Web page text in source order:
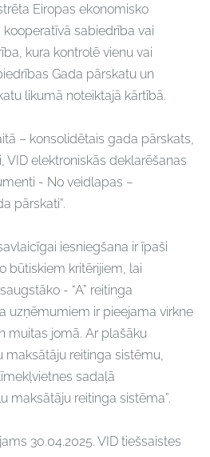
Eiropas ekonomisko
sabiedrība vai
kura kontrolē vienu vai
Gada pārskatu un
likumā noteiktajā kārtībā.
– konsolidētais gada pārskats,
VID elektroniskās deklarēšanas
- No veidlapas –
pārskati”.
iesniegšana ir īpaši
būtiskiem kritērijiem, lai
- “A” reitinga
uzņēmumiem ir pieejama virkne
muitas jomā. Ar plašāku
reitinga sistēmu,
sadaļā
maksātāju reitinga sistēma”.
30.04.2025. VID tiešsaistes